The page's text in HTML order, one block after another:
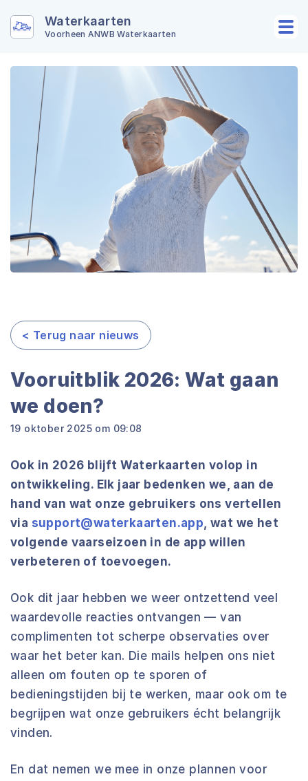
Waterkaarten
Voorheen ANWB Waterkaarten
< Terug naar nieuws
Vooruitblik 2026: Wat gaan
we doen?
19 oktober 2025 om 09:08
Ook in 2026 blijft Waterkaarten volop in
ontwikkeling. Elk jaar bedenken we, aan de
hand van wat onze gebruikers ons vertellen
via support@waterkaarten.app, wat we het
volgende vaarseizoen in de app willen
verbeteren of toevoegen.
Ook dit jaar hebben we weer ontzettend veel
waardevolle reacties ontvangen — van
complimenten tot scherpe observaties over
waar het beter kan. Die mails helpen ons niet
alleen om fouten op te sporen of
bedieningstijden bij te werken, maar ook om te
begrijpen wat onze gebruikers écht belangrijk
vinden.
En dat nemen we mee in onze plannen voor